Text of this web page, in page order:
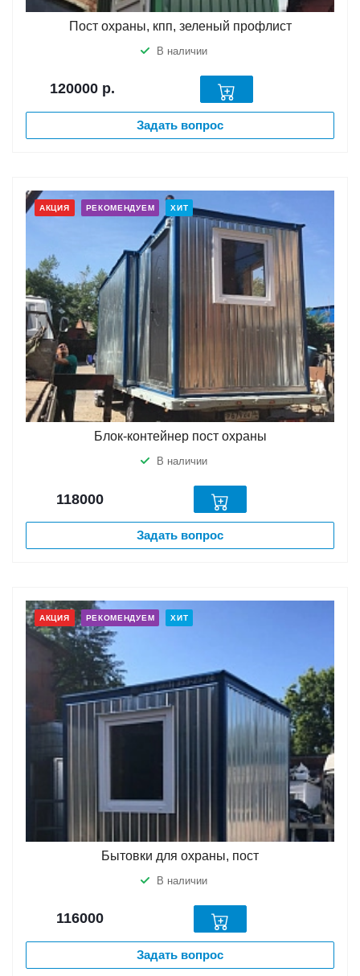
Пост охраны, кпп, зеленый профлист
В наличии
120000 р.
Задать вопрос
АКЦИЯ РЕКОМЕНДУЕМ ХИТ
Блок-контейнер пост охраны
В наличии
118000
Задать вопрос
АКЦИЯ РЕКОМЕНДУЕМ ХИТ
Бытовки для охраны, пост
В наличии
116000
Задать вопрос